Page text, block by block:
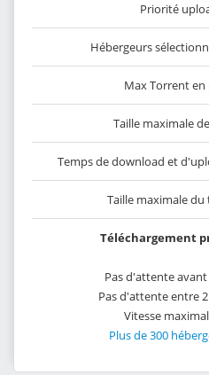
Priorité
Hébergeurs
Max Torrent en
Taille maximale
Temps de download et
Taille maximale
Téléchargement
Pas d'attente
Pas d'attente entre
Vitesse
Plus de 300